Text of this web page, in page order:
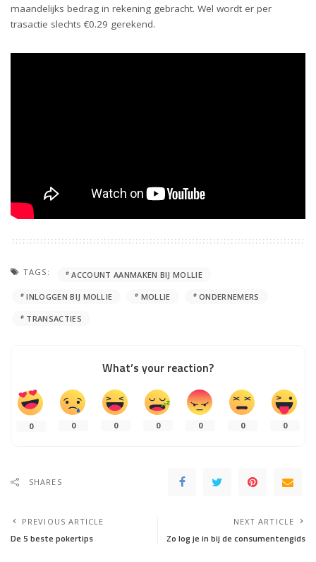
maandelijks bedrag in rekening gebracht. Wel wordt er per
trasactie slechts €0.29 gerekend.
TAGS: ACCOUNT AANMAKEN BIJ MOLLIE
INLOGGEN BIJ MOLLIE MOLLIE ONDERNEMERS
TRANSACTIES
What’s your reaction?
0 0 0 0 0 0 0
SHARES
PREVIOUS ARTICLE
De 5 beste pokertips
NEXT ARTICLE
Zo log je in bij de consumentengids